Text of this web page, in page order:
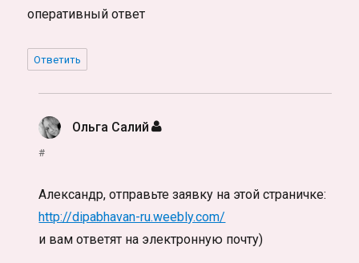
оперативный ответ
Ответить
Ольга Салий :
#
Александр, отправьте заявку на этой страничке:
http://dipabhavan-ru.weebly.com/
и вам ответят на электронную почту)